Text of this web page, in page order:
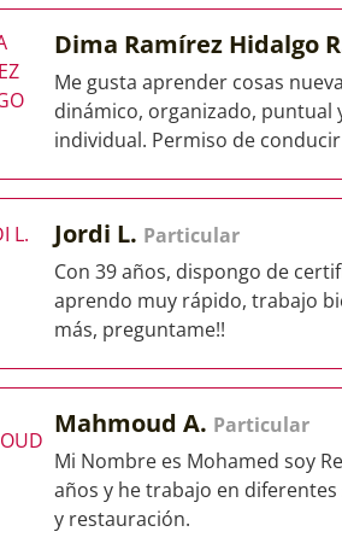
Dima Ramírez Hidalgo
Me gusta aprender cosas
dinámico, organizado, puntual
individual. Permiso de conducir
Jordi L. Particular
Con 39 años, dispongo de
aprendo muy rápido, trabajo
más, preguntame!!
Mahmoud A. Particular
Mi Nombre es Mohamed soy
años y he trabajo en
y restauración.